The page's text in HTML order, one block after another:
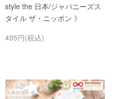
style the 日本/ジャパニーズス
タイル ザ・ニッポン 》
495円(税込)